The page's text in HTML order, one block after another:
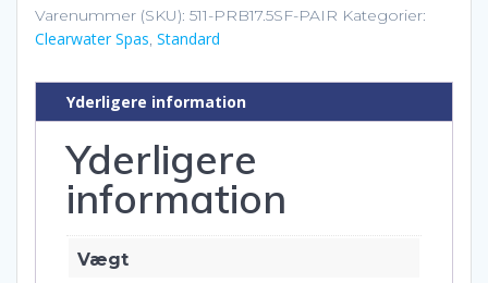
kr. 330,00.
PRB17.5SF-
PAIR
Varenummer (SKU): 511-PRB17.5SF-PAIR Kategorier:
Clearwater Spas, Standard
Yderligere information
Yderligere
information
Vægt